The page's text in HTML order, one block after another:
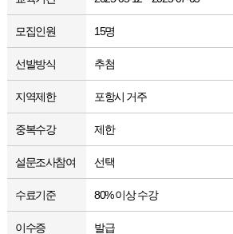
모집인원 15명
선발방식 추첨
지역제한 포항시 거주
중복수강 제한
설문조사참여 선택
수료기준 80% 이상 수강
이수증 발급